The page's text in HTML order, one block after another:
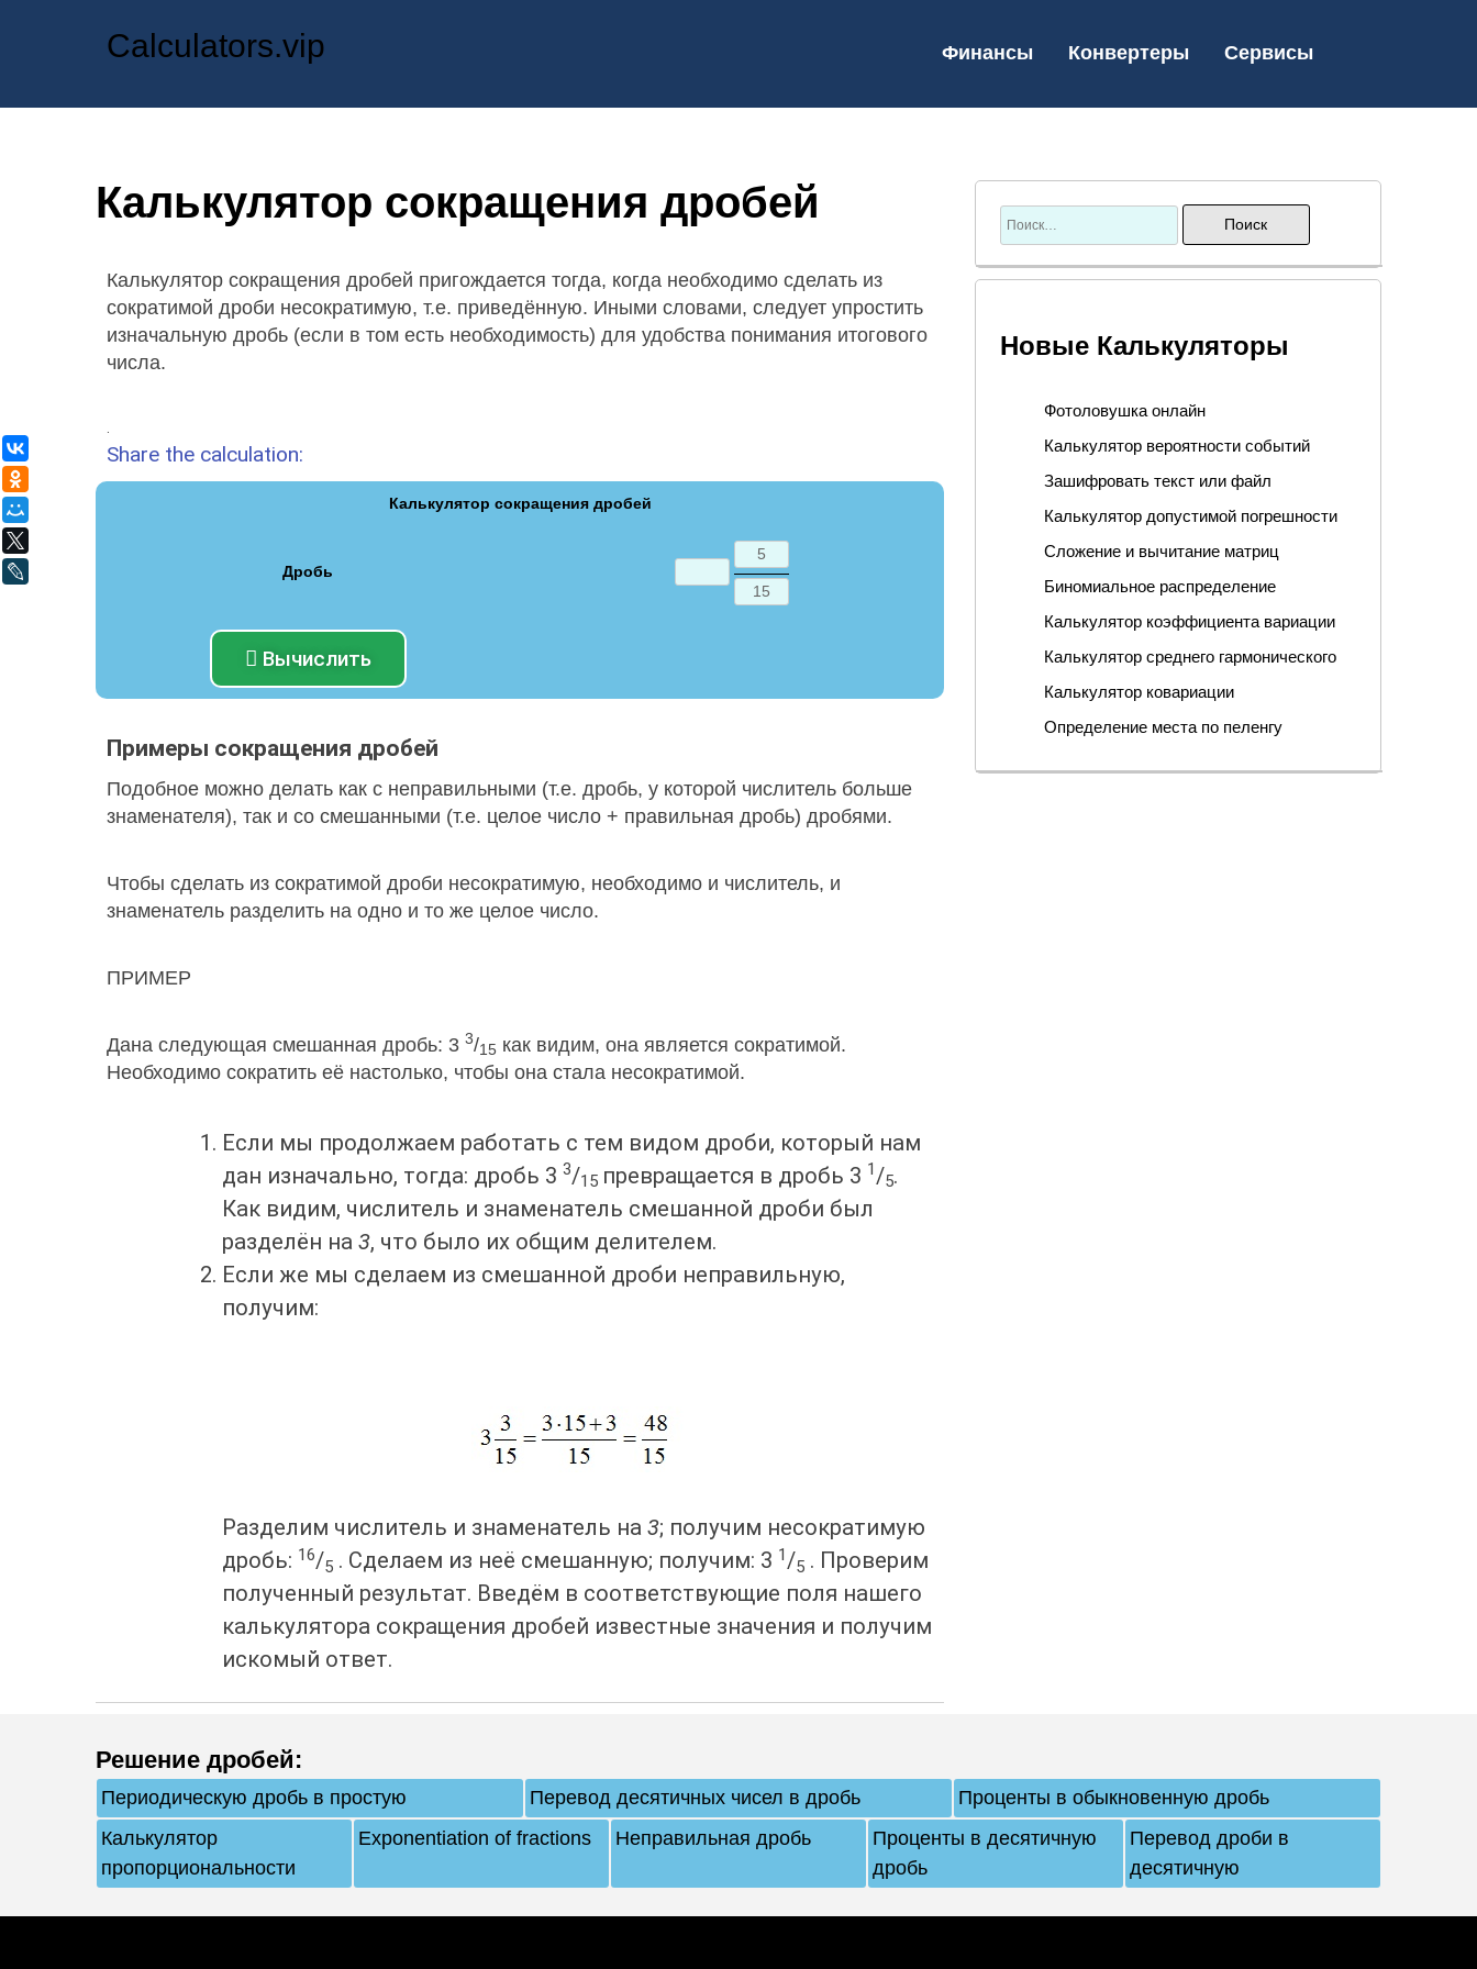
Calculators.vip Финансы Конвертеры Сервисы
Калькулятор сокращения дробей
Калькулятор сокращения дробей пригождается тогда, когда необходимо сделать из
сократимой дроби несократимую, т.е. приведённую. Иными словами, следует упростить
изначальную дробь (если в том есть необходимость) для удобства понимания итогового
числа.
Share the calculation:
Калькулятор сокращения дробей
Дробь
Вычислить
Примеры сокращения дробей
Подобное можно делать как с неправильными (т.е. дробь, у которой числитель больше
знаменателя), так и со смешанными (т.е. целое число + правильная дробь) дробями.
Чтобы сделать из сократимой дроби несократимую, необходимо и числитель, и
знаменатель разделить на одно и то же целое число.
ПРИМЕР
Дана следующая смешанная дробь: 3 3/15 как видим, она является сократимой.
Необходимо сократить её настолько, чтобы она стала несократимой.
Если мы продолжаем работать с тем видом дроби, который нам
дан изначально, тогда: дробь 33/15 превращается в дробь 3 1 /5.
Как видим, числитель и знаменатель смешанной дроби был
разделён на3, что было их общим делителем.
Если же мы сделаем из смешанной дроби неправильную,
получим:
Разделим числитель и знаменатель на3; получим несократимую
дробь: 16/5 . Сделаем из неё смешанную; получим: 3 1/5 . Проверим
полученный результат. Введём в соответствующие поля нашего
калькулятора сокращения дробей известные значения и получим
искомый ответ.
Новые Калькуляторы
Фотоловушка онлайн
Калькулятор вероятности событий
Зашифровать текст или файл
Калькулятор допустимой погрешности
Сложение и вычитание матриц
Биномиальное распределение
Калькулятор коэффициента вариации
Калькулятор среднего гармонического
Калькулятор ковариации
Определение места по пеленгу
Решение дробей:
Периодическую дробь в простую Перевод десятичных чисел в дробь
Проценты в обыкновенную дробь
Калькулятор
пропорциональности
Exponentiation of fractions Неправильная дробь
Проценты в десятичную
дробь
Перевод дроби в
десятичную
ВКонтакте
Одноклассники